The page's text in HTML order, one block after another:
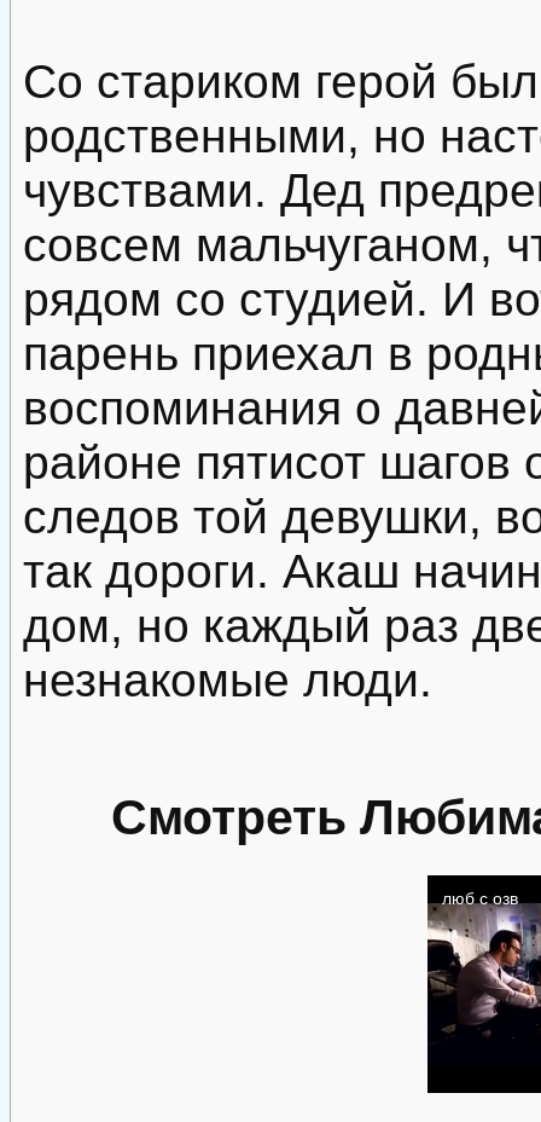
Со стариком герой
родственными, но
чувствами. Дед
совсем мальчуганом,
рядом со студией. И
парень приехал в
воспоминания о
районе пятисот шагов
следов той девушки,
так дороги. Акаш
дом, но каждый раз
незнакомые люди.
Смотреть